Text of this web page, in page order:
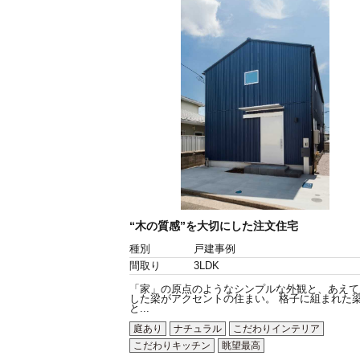
“木の質感”を大切にした注文住宅
種別
戸建事例
間取り
3LDK
「家」の原点のようなシンプルな外観と、あえ
した梁がアクセントの住まい。 格子に組まれた
と...
庭あり
ナチュラル
こだわりインテリア
こだわりキッチン
眺望最高